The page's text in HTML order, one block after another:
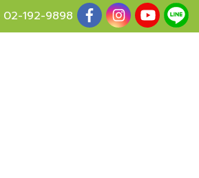
02-192-9898